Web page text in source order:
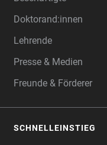
Doktorand:innen
Lehrende
Presse & Medien
Freunde & Förderer
SCHNELLEINSTIEG